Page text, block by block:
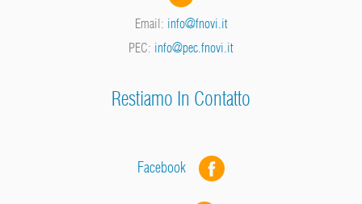
Email: info@fnovi.it
PEC: info@pec.fnovi.it
Restiamo In Contatto
Facebook